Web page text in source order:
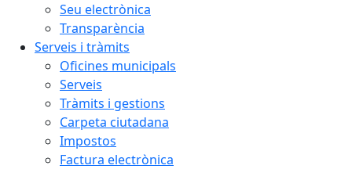
Seu electrònica
Transparència
Serveis i tràmits
Oficines municipals
Serveis
Tràmits i gestions
Carpeta ciutadana
Impostos
Factura electrònica